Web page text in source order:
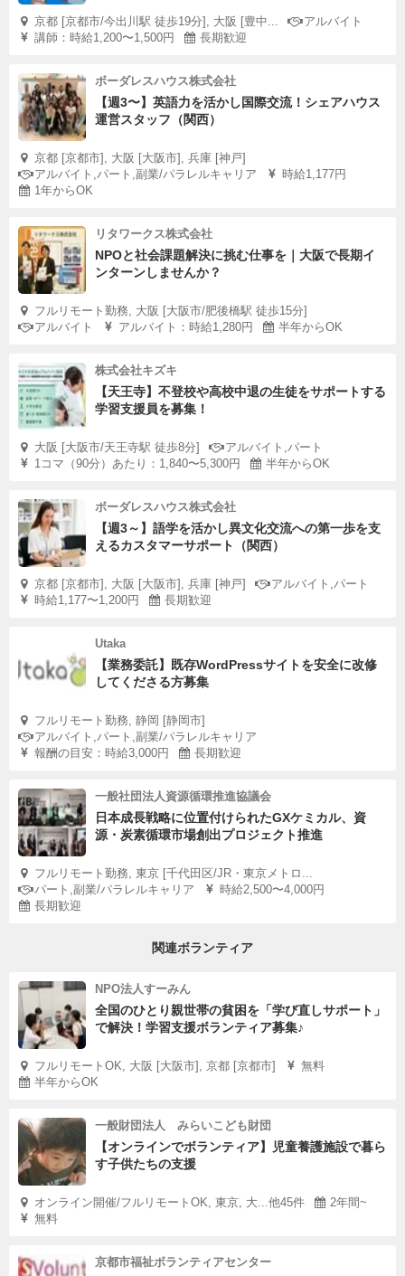
京都 [京都市/今出川駅 徒歩19分], 大阪 [豊中...
アルバイト
講師：時給1,200〜1,500円
長期歓迎
ボーダレスハウス株式会社
【週3〜】英語力を活かし国際交流！シェアハウス
運営スタッフ（関西）
京都 [京都市], 大阪 [大阪市], 兵庫 [神戸]
アルバイト,パート,副業/パラレルキャリア
時給1,177円
1年からOK
リタワークス株式会社
NPOと社会課題解決に挑む仕事を｜大阪で長期イ
ンターンしませんか？
フルリモート勤務, 大阪 [大阪市/肥後橋駅 徒歩15分]
アルバイト
アルバイト：時給1,280円 半年からOK
株式会社キズキ
【天王寺】不登校や高校中退の生徒をサポートする
学習支援員を募集！
大阪 [大阪市/天王寺駅 徒歩8分]
アルバイト,パート
1コマ（90分）あたり：1,840〜5,300円
半年からOK
ボーダレスハウス株式会社
【週3～】語学を活かし異文化交流への第一歩を支
えるカスタマーサポート（関西）
京都 [京都市], 大阪 [大阪市], 兵庫 [神戸]
アルバイト,パート
時給1,177〜1,200円
長期歓迎
Utaka
【業務委託】既存WordPressサイトを安全に改修
してくださる方募集
フルリモート勤務, 静岡 [静岡市]
アルバイト,パート,副業/パラレルキャリア
報酬の目安：時給3,000円
長期歓迎
一般社団法人資源循環推進協議会
日本成長戦略に位置付けられたGXケミカル、資
源・炭素循環市場創出プロジェクト推進
フルリモート勤務, 東京 [千代田区/JR・東京メトロ...
パート,副業/パラレルキャリア
時給2,500〜4,000円
長期歓迎
関連ボランティア
NPO法人すーみん
全国のひとり親世帯の貧困を「学び直しサポート」
で解決！学習支援ボランティア募集♪
フルリモートOK, 大阪 [大阪市], 京都 [京都市]
無料
半年からOK
一般財団法人 みらいこども財団
【オンラインでボランティア】児童養護施設で暮ら
す子供たちの支援
オンライン開催/フルリモートOK, 東京, 大...他45件
2年間~
無料
京都市福祉ボランティアセンター